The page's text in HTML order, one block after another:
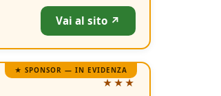
Vai al sito ↗
★ SPONSOR — IN EVIDENZA
★★★